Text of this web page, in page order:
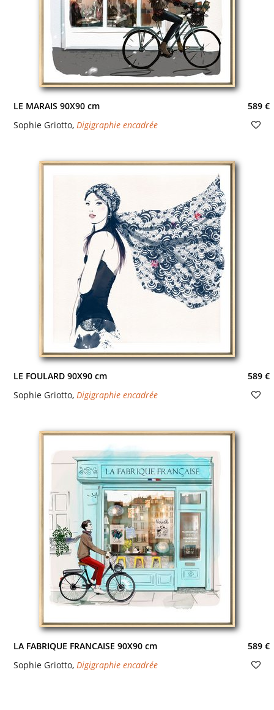
LE MARAIS 90X90 cm
589 €
Sophie Griotto, Digigraphie encadrée
LE FOULARD 90X90 cm
589 €
Sophie Griotto, Digigraphie encadrée
LA FABRIQUE FRANCAISE 90X90 cm
589 €
Sophie Griotto, Digigraphie encadrée